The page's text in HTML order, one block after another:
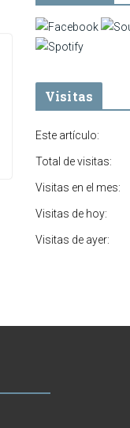
Visitas
Este artículo:
Total de visitas:
Visitas en el mes:
Visitas de hoy:
Visitas de ayer: